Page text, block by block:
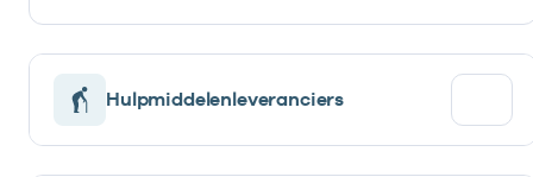
Hulpmiddelenleveranciers